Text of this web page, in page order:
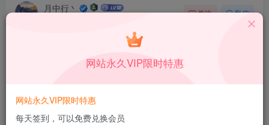
月中行丶 关注 私信
此内容为付费资源，请付费后查看
￥1.99
网站永久VIP限时特惠
网站永久VIP限时特惠
每天签到，可以免费兑换会员